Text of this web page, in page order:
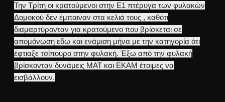
Την Τρίτη οι κρατούμενοι στην Ε1 πτέρυγα των φυλακών
Δομοκού δεν έμπαιναν στα κελιά τους , καθότι
διαμαρτύρονταν για κρατούμενο που βρίσκεται σε
απομόνωση εδω και ενάμιση μήνα με την κατηγορία ότι
έφτιαξε τσίπουρο στην φυλακή. Έξω από την φυλακή
βρίσκονταν δυνάμεις ΜΑΤ και ΕΚΑΜ έτοιμες να
εισβάλλουν.